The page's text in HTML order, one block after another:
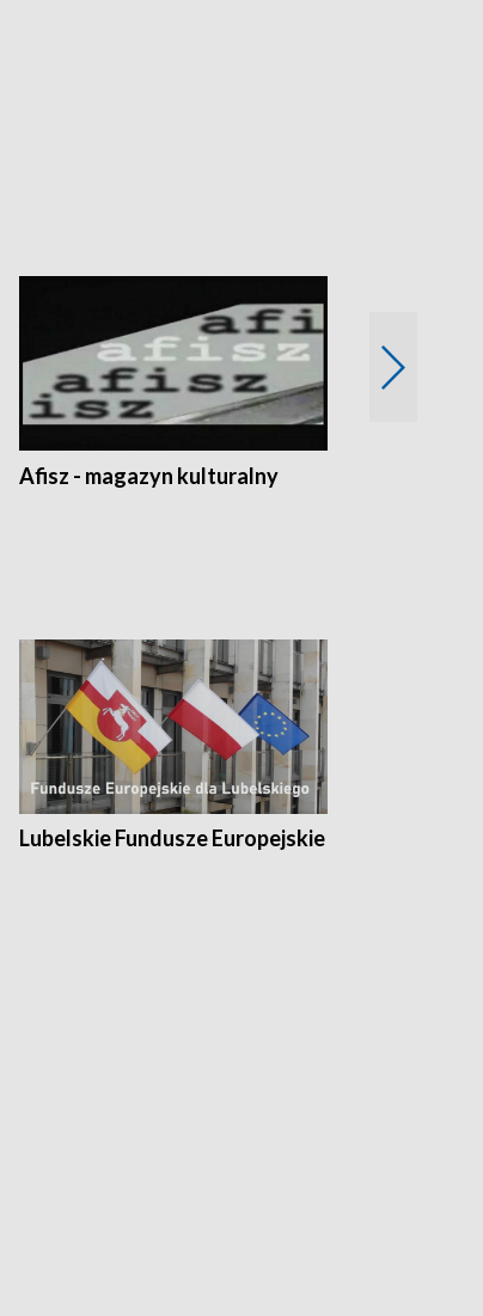
Afisz - magazyn kulturalny
Lubelskie Fundusze Europejskie